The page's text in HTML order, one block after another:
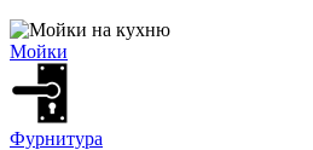
Мойки
Фурнитура